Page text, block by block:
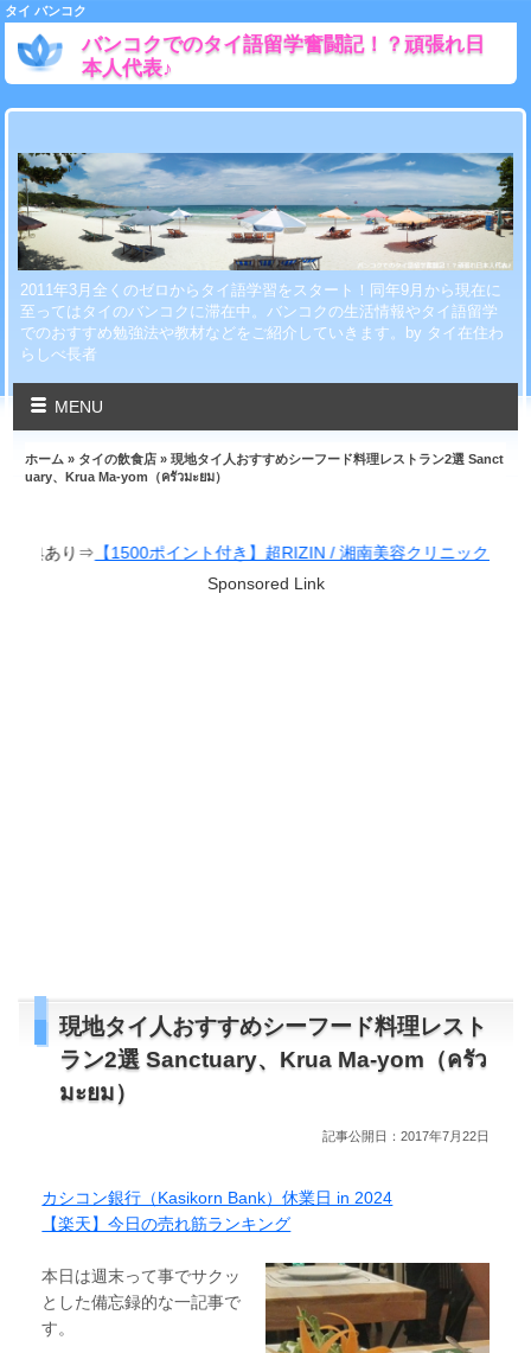
タイ バンコク
バンコクでのタイ語留学奮闘記！？頑張れ日
本人代表♪
2011年3月全くのゼロからタイ語学習をスタート！同年9月から現在に
至ってはタイのバンコクに滞在中。バンコクの生活情報やタイ語留学
でのおすすめ勉強法や教材などをご紹介していきます。by タイ在住わ
らしべ長者
MENU
ホーム » タイの飲食店 » 現地タイ人おすすめシーフード料理レストラン2選 Sanct
uary、Krua Ma-yom（ครัวมะยม）
き】超RIZIN / 湘南美容クリニック presents RIZIN.38
Sponsored Link
現地タイ人おすすめシーフード料理レスト
ラン2選 Sanctuary、Krua Ma-yom（ครัว
มะยม）
記事公開日：2017年7月22日
カシコン銀行（Kasikorn Bank）休業日 in 2024
【楽天】今日の売れ筋ランキング
本日は週末って事でサクッ
とした備忘録的な一記事で
す。